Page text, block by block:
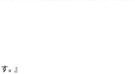
』